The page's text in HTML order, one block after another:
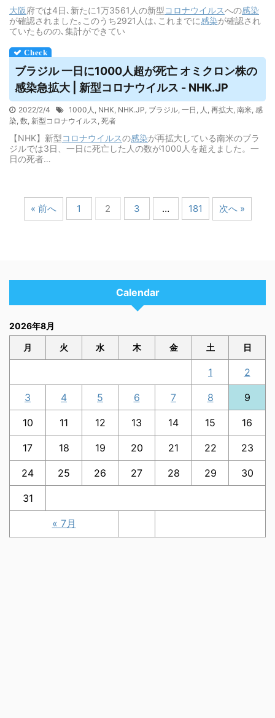
大阪府では4日､新たに1万3561人の新型コロナウイルスへの感染
が確認されました｡このうち2921人は､これまでに感染が確認され
ていたものの､集計ができてい
ブラジル 一日に1000人超が死亡 オミクロン株の
感染急拡大 | 新型コロナウイルス - NHK.JP
2022/2/4 1000人 , NHK, NHK.JP, ブラジル, 一日 , 人 , 再拡大, 南米, 感
染, 数, 新型コロナウイルス, 死者
【NHK】新型コロナウイルスの感染が再拡大している南米のブラ
ジルでは3日、一日に死亡した人の数が1000人を超えました。一
日の死者…
« 前へ 1 2 3 … 181 次へ »
Calendar
2026年8月
月 火 水 木 金 土 日
« 7月
1 2
3 4 5 6 7 8 9
10 11 12 13 14 15 16
17 18 19 20 21 22 23
24 25 26 27 28 29 30
31